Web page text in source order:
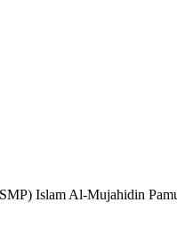
Islam Al-Mujahidin